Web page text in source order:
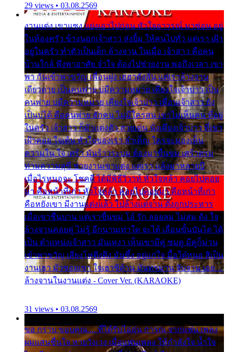
29 views • 03.08.2569
งานแต่ง เขาแซง แย่งเอาไปก่อน หัวใจอาวรณ์ มาซ่อน อยู่
ในห้องครัว ข้างนอกเจ้าสาว ส่งยิ้ม ให้คนไปทั่ว แต่เรา เฝ้า
อยู่ในครัว ทำตัวเป็นเด็ก ล้างจาน ในเมื่อ เจ้าสาว คือคน
บ้านใกล้ พึ่งพาอาศัย จำใจ ต้องไปช่วยงาน พอถึงเวลา เขา
พา กันเข้าพาขวัญ เพื่อนฝูง เฮฮาดังลั่น แต่เราล้างจาน
เดียวดาย เป็นคนพ่าย บ่มีความหมาย เคียงใจเจ้าบ่าว เป็น
คนพ่าย บ่มีความหมาย เคียงใจเจ้าบ่าว เพื่อนเจ้าสาว ยัง
เป็นบ่ได้ คือคนพ่าย ฮักคน ไม่มีใครสน เขาไม่เห็นคน ที่อยู่
ในครัว เจ้าสาว ก็มัวแต่งตัว สวยเด่น นั่งเคียงเจ้าบ่าว ที่เขา
เฝ้าคอย ใจเต้น หัวใจของเรา ลำเค็ญ ใครจะมองเห็น
ความใน ใจ เศร้า มันร้าวระบม ต้องมาขื่นขม เศร้าตรม
ท่ามความสุขี ช่วยงานเขาแต่ง แต่เรา แล้งมาหลายปี
เมื่อไรหนอจะ โชคดี ได้มีพิธีวิวาห์ หัวใจหล้า คอยไปคอย
มา คือหน้าที่เก่า หัวใจหล้า คอยไปคอยมา คือหน้าที่เก่า
คือหยังเขา มีงานแต่งแล้ว ไปล้างแต่จาน ดั่งถูกประหาร
เมื่อเขาชื่นบาน แต่เราขื่นขม โอ้ รัก ลอยลม ไม่สม ดัง ใจ
ล้างจานคอยคู่ ไม่รู้ อีกนานเท่าใด จะได้ เลื่อนขั้นบันได ได้
เป็น ตำแหน่งเจ้าสาว มันเหงา เห็นเขามีคู่ ซมดู มีคู่ก็ม่วน
เข้าพาขวัญ เสียงโห่ตึงตึง มันซึ้ง อยู่แก่ใจ มื้อใด๋หนอ สิเป็น
งานเฮา มัวซอยเขา ใจเฮาซิด้าน มันทรมาน จับจาน เอย…
ล้างจานในงานแต่ง - Cover Ver. (KARAOKE)
31 views • 03.08.2569
ขอ กราบ ขอบคุณ.... ที่ได้รับไออุ่น การุณ จากแฟน เพลง
ผมแสนชื่นใจ หายวังเวง เมื่อแฟนเพลง ให้กำลังใจ น้ำใจ